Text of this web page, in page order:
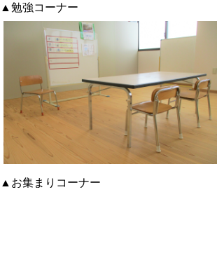
▲勉強コーナー
▲お集まりコーナー